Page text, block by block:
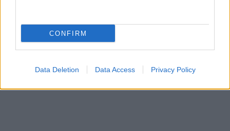
CONFIRM
Data Deletion Data Access Privacy Policy